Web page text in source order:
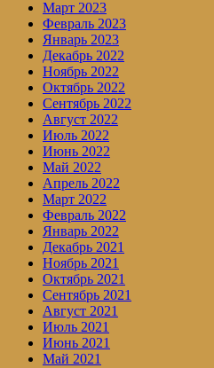
Март 2023
Февраль 2023
Январь 2023
Декабрь 2022
Ноябрь 2022
Октябрь 2022
Сентябрь 2022
Август 2022
Июль 2022
Июнь 2022
Май 2022
Апрель 2022
Март 2022
Февраль 2022
Январь 2022
Декабрь 2021
Ноябрь 2021
Октябрь 2021
Сентябрь 2021
Август 2021
Июль 2021
Июнь 2021
Май 2021